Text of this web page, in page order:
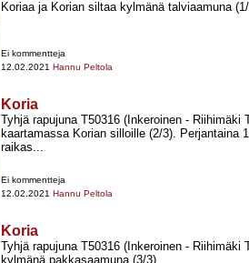
Koriaa ja Korian siltaa kylmänä talviaamuna
Ei kommentteja
12.02.2021 Hannu Peltola
Koria
Tyhjä rapujuna T50316 (Inkeroinen -​ Riihimäki
kaartamassa Korian silloille (2/3). Perjantaina
raikas...
Ei kommentteja
12.02.2021 Hannu Peltola
Koria
Tyhjä rapujuna T50316 (Inkeroinen -​ Riihimäki
kylmänä pakkasaamuna (3/3)